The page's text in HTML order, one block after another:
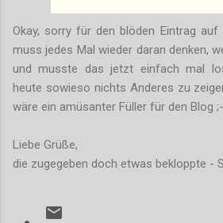
Okay, sorry für den blöden Eintrag
muss jedes Mal wieder daran denken,
und musste das jetzt einfach mal
heute sowieso nichts Anderes zu
wäre ein amüsanter Füller für den Blog
Liebe Grüße,
die zugegeben doch etwas bekloppte -